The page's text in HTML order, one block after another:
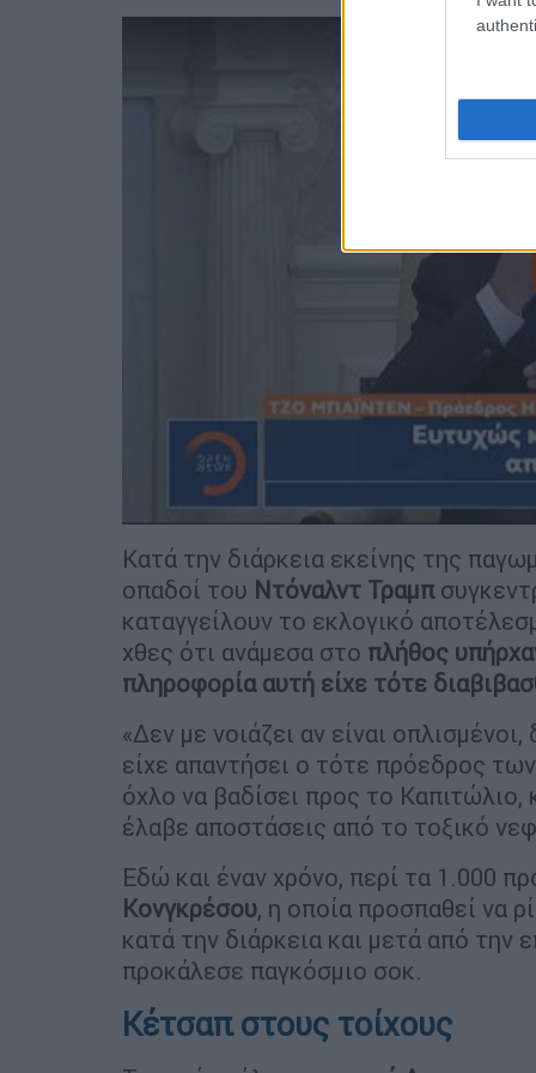
Κατά την διάρκεια εκείνης της
οπαδοί του Ντόναλντ Τραμπ
καταγγείλουν το εκλογικό
χθες ότι ανάμεσα στο πλήθος
πληροφορία αυτή είχε τότε
«Δεν με νοιάζει αν είναι
είχε απαντήσει ο τότε πρόεδρος
όχλο να βαδίσει προς το Καπιτώλιο,
έλαβε αποστάσεις από το τοξικό
Εδώ και έναν χρόνο, περί τα 1.000
Κονγκρέσου, η οποία προσπαθεί να
κατά την διάρκεια και μετά από την
προκάλεσε παγκόσμιο σοκ.
Κέτσαπ στους τοίχους